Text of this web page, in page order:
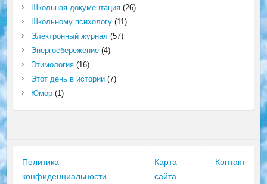
Школьная документация(26)
Школьному психологу(11)
Электронный журнал (57)
Энергосбережение(4)
Этимология(16)
Этот день в истории(7)
Юмор(1)
Политика
конфиденциальности
Карта
сайта
Контакт